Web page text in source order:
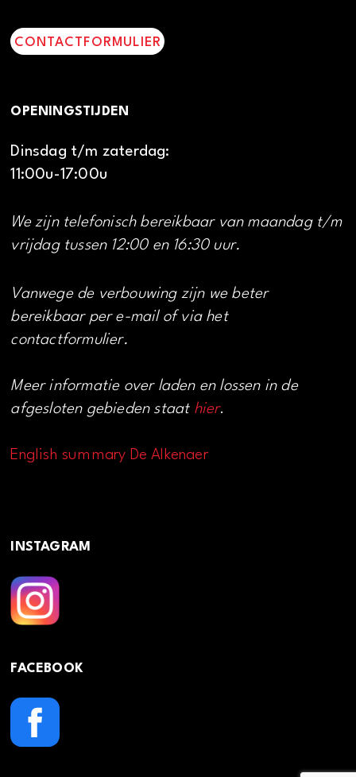
CONTACTFORMULIER
OPENINGSTIJDEN
Dinsdag t/m zaterdag:
11:00u-17:00u
We zijn telefonisch bereikbaar van maandag t/m
vrijdag tussen 12:00 en 16:30 uur.
Vanwege de verbouwing zijn we beter
bereikbaar per e-mail of via het
contactformulier.
Meer informatie over laden en lossen in de
afgesloten gebieden staat hier.
English summary De Alkenaer
INSTAGRAM
FACEBOOK